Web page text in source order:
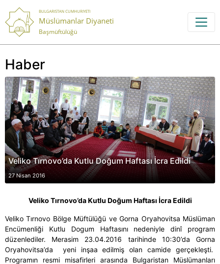
BULGARISTAN CUMHURIYETI
Müslümanlar Diyaneti
Başmüftülüğü
Haber
Veliko Tırnovo’da Kutlu Doğum Haftası İcra Edildi
27 Nisan 2016
Veliko Tırnovo’da Kutlu Doğum Haftası İcra Edildi
Veliko Tırnovo Bölge Müftülüğü ve Gorna Oryahovitsa Müslüman
Encümenliği Kutlu Dogum Haftasını nedeniyle dinî program
düzenlediler. Merasim 23.04.2016 tarihinde 10:30’da Gorna
Oryahovitsa’da
yeni inşaa edilmiş olan camide gerçekleşti.
Programın resmi misafirleri arasında Bulgaristan Müslümanları